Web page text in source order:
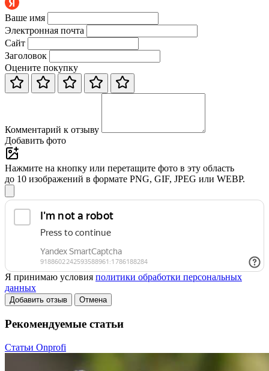
Ваше имя
Электронная почта
Сайт
Заголовок
Оцените покупку
Комментарий к отзыву
Добавить фото
Нажмите на кнопку или перетащите фото в эту область
до 10 изображений в формате PNG, GIF, JPEG или WEBP.
Я принимаю условия политики обработки персональных
данных
Добавить отзыв Отмена
Рекомендуемые статьи
Статьи Onprofi